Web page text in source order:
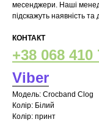
месенджери. Наші
підскажуть наявність
КОНТАКТ
+38 068 410
Viber
Модель: Crocband Clog
Колір: Білий
Колір: принт